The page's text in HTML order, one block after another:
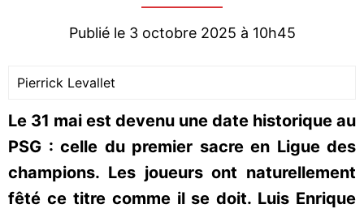
Publié le 3 octobre 2025 à 10h45
Pierrick Levallet
Le 31 mai est devenu une date historique au
PSG : celle du premier sacre en Ligue des
champions. Les joueurs ont naturellement
fêté ce titre comme il se doit. Luis Enrique